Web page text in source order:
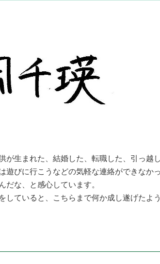
生まれた、結婚した、転職した、引っ越
びに行こうなどの気軽な連絡ができなか
な、と感心しています。
ていると、こちらまで何か成し遂げたよ